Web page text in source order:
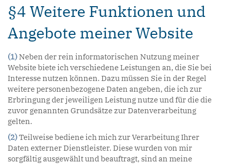
§4 Weitere Funktionen und
Angebote meiner Website
(1)Neben der rein informatorischen Nutzung meiner
Website biete ich verschiedene Leistungen an, die Sie bei
Interesse nutzen können. Dazu müssen Sie in der Regel
weitere personenbezogene Daten angeben, die ich zur
Erbringung der jeweiligen Leistung nutze und für die die
zuvor genannten Grundsätze zur Datenverarbeitung
gelten.
(2)Teilweise bediene ich mich zur Verarbeitung Ihrer
Daten externer Dienstleister. Diese wurden von mir
sorgfältig ausgewählt und beauftragt, sind an meine